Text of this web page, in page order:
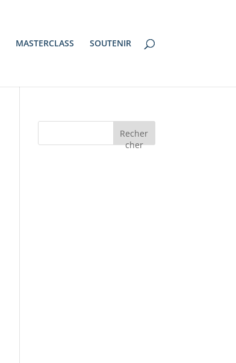
MASTERCLASS SOUTENIR
Recher
cher